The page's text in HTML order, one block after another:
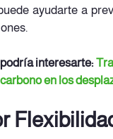
ayudarte a
interesarte:
en los